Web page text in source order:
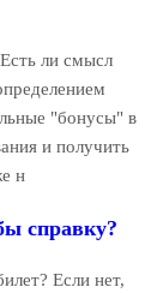
ли смысл
"бонусы" в
и получить
н
справку?
Если нет,